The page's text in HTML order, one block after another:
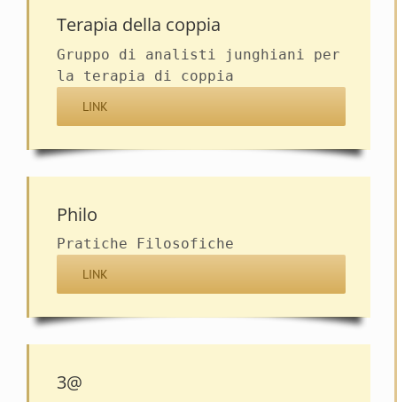
Terapia della coppia
Gruppo di analisti junghiani per
la terapia di coppia
LINK
Philo
Pratiche Filosofiche
LINK
3@